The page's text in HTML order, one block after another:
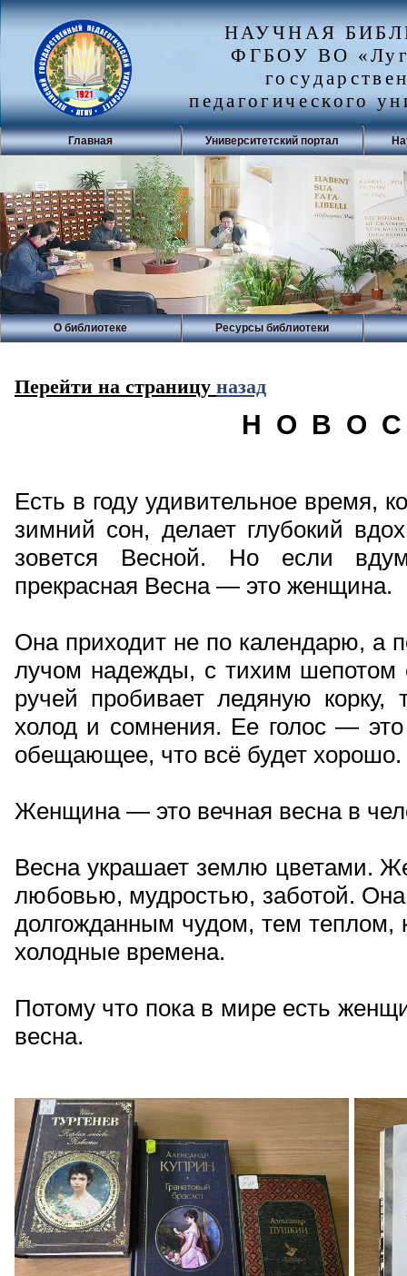
НАУЧНАЯ
ФГБОУ ВО
педагогического
Главная Университетский портал
О библиотеке Ресурсы библиотеки
Перейти на страницу назад
Н О В О
Есть в году удивительное время,
зимний сон, делает глубокий
зовется Весной. Но если
прекрасная Весна — это женщина.
Она приходит не по календарю, а
лучом надежды, с тихим шепотом
ручей пробивает ледяную корку,
холод и сомнения. Ее голос —
обещающее, что всё будет хорошо.
Женщина — это вечная весна в
Весна украшает землю цветами.
любовью, мудростью, заботой.
долгожданным чудом, тем
холодные времена.
Потому что пока в мире есть
весна.